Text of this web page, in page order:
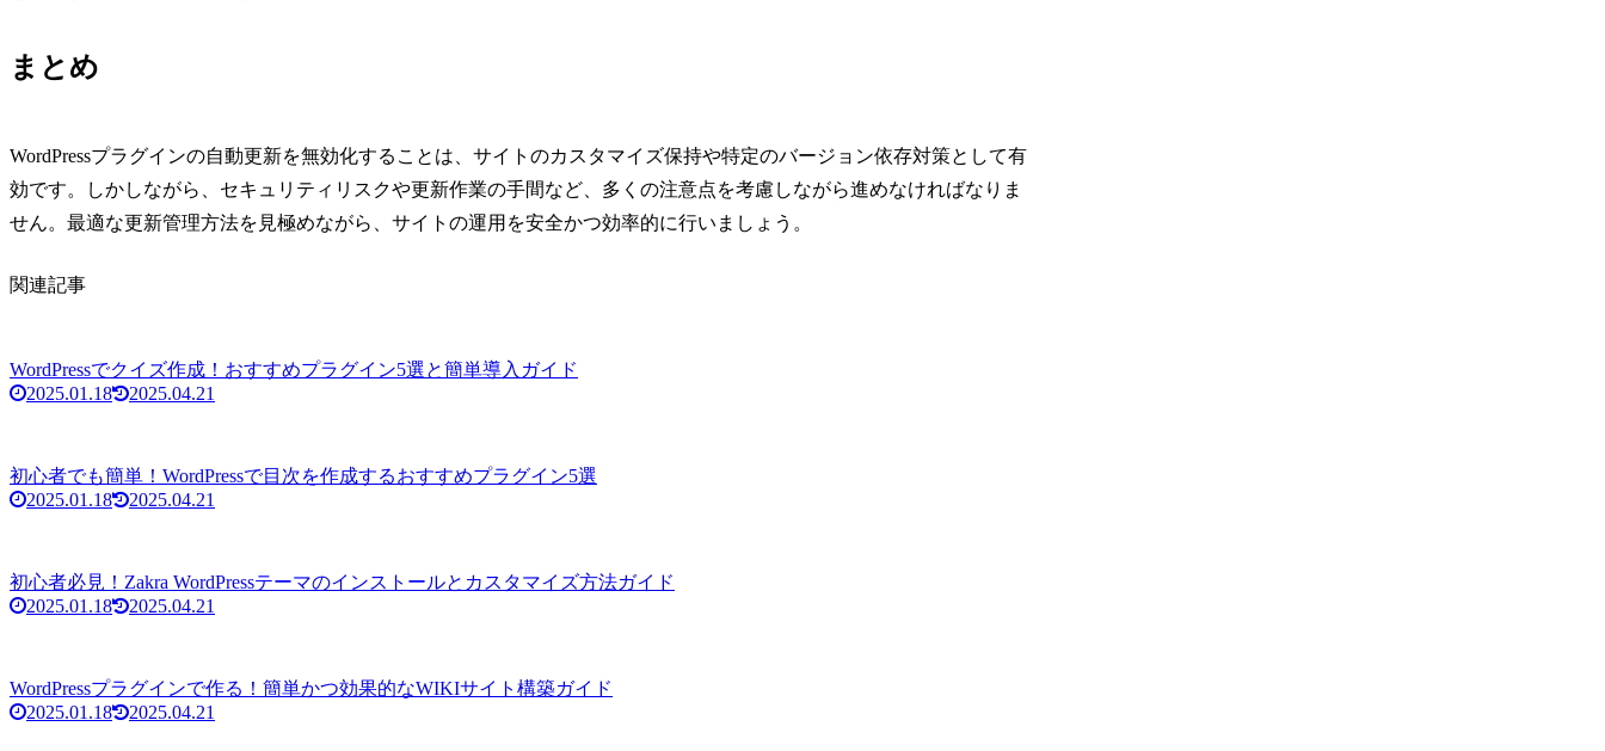
まとめ
WordPressプラグインの自動更新を無効化することは、サイトのカスタマイズ保持や特定のバージョン依存対策として有
効です。しかしながら、セキュリティリスクや更新作業の手間など、多くの注意点を考慮しながら進めなければなりま
せん。最適な更新管理方法を見極めながら、サイトの運用を安全かつ効率的に行いましょう。
関連記事
WordPressでクイズ作成！おすすめプラグイン5選と簡単導入ガイド
2025.01.18
2025.04.21
初心者でも簡単！WordPressで目次を作成するおすすめプラグイン5選
2025.01.18
2025.04.21
初心者必見！Zakra WordPressテーマのインストールとカスタマイズ方法ガイド
2025.01.18
2025.04.21
WordPressプラグインで作る！簡単かつ効果的なWIKIサイト構築ガイド
2025.01.18
2025.04.21